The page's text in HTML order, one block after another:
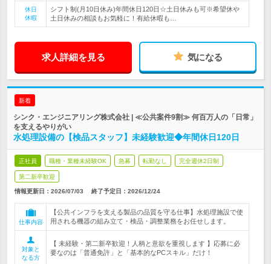
休日
休暇
シフト制(月10日休み)年間休日120日☆土日休みも可※希望休や
土日休みの相談もお気軽に！有給休暇も…
求人詳細を見る 気になる
新着
シンク・エンジニアリング株式会社 | ≪公共案件9割≫ 何百万人の「日常」
を支えるやりがい
水処理設備の【検品スタッフ】未経験歓迎◆年間休日120日
正社員 職種・業種未経験OK 急募 転勤なし 完全週休2日制
第二新卒歓迎
情報更新日：2026/07/03 終了予定日： 2026/12/24
仕事内容
【公共インフラを支える製品の品質を守る仕事】水処理施設で使
用される機器の組み立て・検品・調整業務をお任せします。
対象と
なる方
【 未経験・第二新卒歓迎！人柄と意欲を重視します 】応募に必
要なのは「普通免許」と「基本的なPCスキル」だけ！